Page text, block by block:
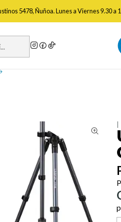
5478, Ñuñoa. Lunes a Viernes 9.30 a
Trípodes para Fotografía
de reembolso
necesitas saber sobre las